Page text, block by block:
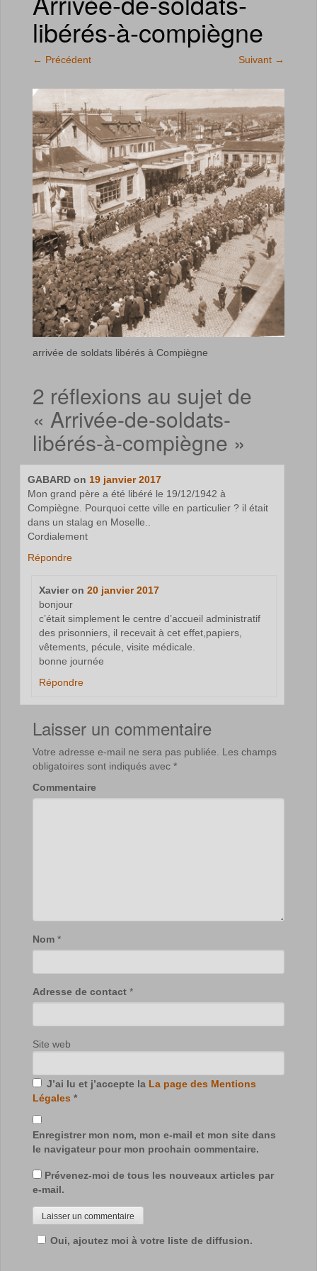
libérés-à-compiègne
← Précédent Suivant →
arrivée de soldats libérés à Compiègne
2 réflexions au sujet de
« Arrivée-de-soldats-
libérés-à-compiègne »
GABARD on 19 janvier 2017
Mon grand père a été libéré le 19/12/1942 à
Compiègne. Pourquoi cette ville en particulier ? il était
dans un stalag en Moselle..
Cordialement
Répondre
Xavieron 20 janvier 2017
bonjour
c’était simplement le centre d’accueil administratif
des prisonniers, il recevait à cet effet,papiers,
vêtements, pécule, visite médicale.
bonne journée
Répondre
Laisser un commentaire
Votre adresse e-mail ne sera pas publiée.
Les champs
obligatoires sont indiqués avec *
Commentaire
Nom *
Adresse de contact *
Site web
J’ai lu et j’accepte la La page des Mentions
Légales *
Enregistrer mon nom, mon e-mail et mon site dans
le navigateur pour mon prochain commentaire.
Prévenez-moi de tous les nouveaux articles par
e-mail.
Oui, ajoutez moi à votre liste de diffusion.